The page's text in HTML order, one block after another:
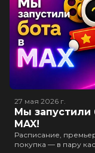
27 мая 2026 г.
Мы запустили
MAX!
Расписание,
покупка — в пару